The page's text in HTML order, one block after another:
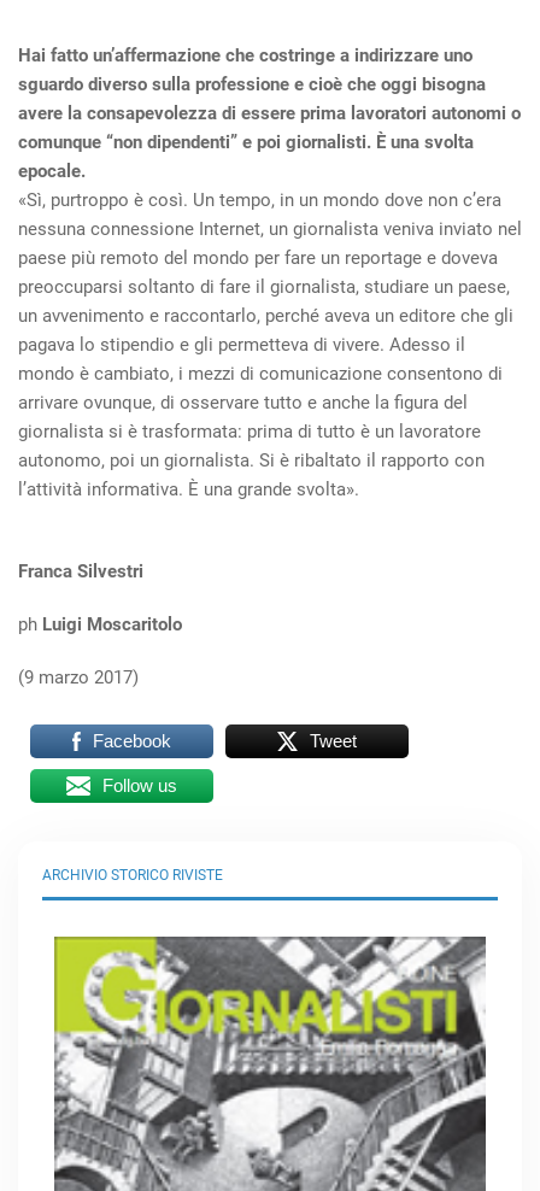
Hai fatto un’affermazione che costringe a indirizzare uno
sguardo diverso sulla professione e cioè che oggi bisogna
avere la consapevolezza di essere prima lavoratori autonomi o
comunque “non dipendenti” e poi giornalisti. È una svolta
epocale.
«Sì, purtroppo è così. Un tempo, in un mondo dove non c’era
nessuna connessione Internet, un giornalista veniva inviato nel
paese più remoto del mondo per fare un reportage e doveva
preoccuparsi soltanto di fare il giornalista, studiare un paese,
un avvenimento e raccontarlo, perché aveva un editore che gli
pagava lo stipendio e gli permetteva di vivere. Adesso il
mondo è cambiato, i mezzi di comunicazione consentono di
arrivare ovunque, di osservare tutto e anche la figura del
giornalista si è trasformata: prima di tutto è un lavoratore
autonomo, poi un giornalista. Si è ribaltato il rapporto con
l’attività informativa. È una grande svolta».
Franca Silvestri
ph Luigi Moscaritolo
(9 marzo 2017)
Facebook Tweet
Follow us
ARCHIVIO STORICO RIVISTE